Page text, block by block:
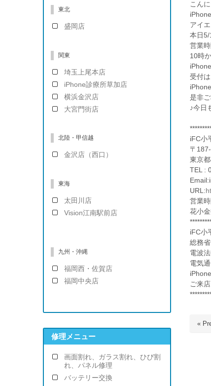
こん
アイ
本日5/
営業
10時
受付
是非
♪今日
iFC小
〒
東京
TEL :
URL:
営業
花小
iFC小
総務
電波
電気
ご来
«
東北
盛岡店
関東
埼玉上尾本店
iPhone診療所草加店
横浜金沢店
大宮門街店
北陸・甲信越
金沢店（西口）
東海
太田川店
Vision江南駅前店
九州・沖縄
福岡西・佐賀店
福岡中央店
修理メニュー
画面割れ、ガラス割れ、ひび割
れ、パネル修理
バッテリー交換